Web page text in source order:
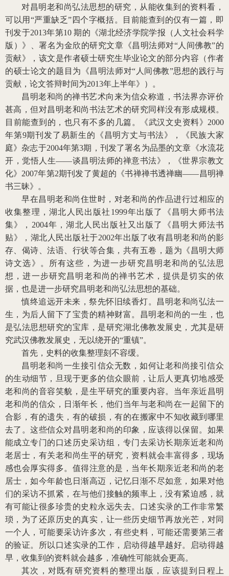
对昌明老和尚弘法思想的研究，从能收集到的资料看，
可以用“严重缺乏”四个字概括。目前能查到的仅有一篇，即
刊发于2013年第10 期的《湖北经济学院学报（人文社会科学
版）》、署名为金欣的研究文章《昌明法师对“人间佛教”的
贡献》，该文是作者硕士研究生毕业论文的部分内容（作者
的硕士论文的题目为《昌明法师对“人间佛教”思想的践行与
贡献，论文答辩时间为2013年上半年》）。
昌明老和尚的禅书艺术向来为信众称道，书法界亦评价
甚高，但对昌明老和尚书法艺术的研究同样没有形成规模。
目前能查到的，也只有不多的几篇。《武汉文史资料》2000
年第9期刊发了易新生的《昌明方丈与书法》，《民族大家
庭》杂志于2004年第3期，刊发了署名为品墨的文章《水流花
开，觉悟人生——谈昌明法师的禅意书法》，《世界宗教文
化》2007年第2期刊发了黄超的《书禅禅书透禅幽——昌明禅
书三昧》。
早在昌明老和尚住世时，对老和尚的作品进行过相应的
收集整理，湖北人民出版社1999年出版了《昌明大师书法
集》，2004年，湖北人民出版社又出版了《昌明大师法书
贴》，湖北人民出版社于2002年出版了收有昌明老和尚的影
存、偈诗、法语、行状等合集，共有五卷，题为《昌明大师
诗文选》。所有这些，为进一步研究昌明老和尚的弘法思
想，进一步研究昌明老和尚的禅书艺术，提供是切实的依
据，也是进一步研究昌明老和尚弘法思想的基础。
慎终追远开未来，祭先怀旧续香灯。昌明老和尚弘法一
生，为后人留下了宝贵的精神财富。昌明老和尚的一生，也
是弘法思想研究的宝库，是研究湖北佛教发展史，尤其是研
究武汉佛教发展史，无以绕开的“重镇”。
首先，史料的收集整理刻不容缓。
昌明老和尚一生接引信众无数，如何让老和尚接引信众
的生动细节，旦现于更多的信众眼前，让后人更真切地感受
老和尚的音容笑貌，是生平研究的重要内容。当年亲近昌明
老和尚的信众，日渐年长，他们当年与老和尚在一起留下的
合影，有的遗失，有的破损，有的在搬家中不知收藏到哪里
去了。这些信众对昌明老和尚的印象，应该得以保留。如果
能成立专门的口述历史采访组，专门去采访长期亲近老和尚
老居士，有关老和尚生平的研究，资料就会丰富得多，现场
感也会厚实得多。值得注意的是，当年长期亲近老和尚的老
居士，如今年龄也日渐高迈，记忆日渐不尽如意，如果对他
们的采访不抓紧，在与他们接触的频率上，没有紧迫感，就
有可能让很多珍贵的史粒永远失去。口述实录的工作非常繁
琐，为了还原历史的真实，让一些历史细节再放光芒，对同
一个人，可能要采访许多次，有些史料，可能还需要第三者
的验证。所以口述实录的工作，启动得越早越好。启动得越
早，收集到的资料就会越多，准确性可能就会更高。
其次，对既有研究资料的整理出版，应该提到日程上